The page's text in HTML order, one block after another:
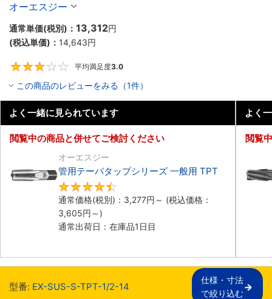
オーエスジー
通常単価(税別)： 13,312円
(税込単価)： 14,643円
平均満足度3.0
この商品のレビューをみる（1件）
よく一緒に見られています
閲覧中の商品と併せてご検討ください
オーエスジー
管用テーパタップシリーズ 一般用 TPT
通常価格(税別)： 3,277円 ～ (税込価格：
3,605円 ～)
通常出荷日：在庫品1日目
よく
閲覧
型番: EX-SUS-S-TPT-1/2-14
仕様・寸法
で絞り込む